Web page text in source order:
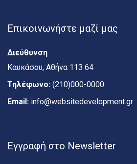
Επικοινωνήστε μαζί μας
Διεύθυνση
Καυκάσου, Αθήνα 113 64
Τηλέφωνο: (210)000-0000
Email: info@websitedevelopment.gr
Εγγραφή στο Newsletter